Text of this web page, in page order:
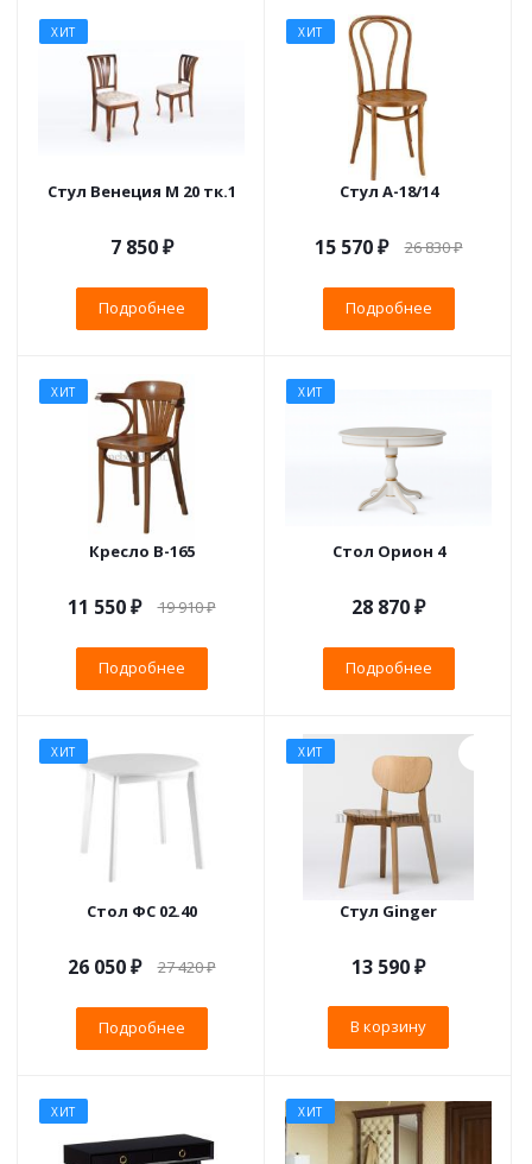
ХИТ
Стул Венеция М 20 тк.1
7 850 ₽
Подробнее
ХИТ
Стул А-18/14
15 570 ₽ 26 830 ₽
Подробнее
ХИТ
Кресло B-165
11 550 ₽ 19 910 ₽
Подробнее
ХИТ
Стол Орион 4
28 870 ₽
Подробнее
ХИТ
Стол ФС 02.40
26 050 ₽ 27 420 ₽
Подробнее
ХИТ
Стул Ginger
13 590₽
В корзину
ХИТ ХИТ